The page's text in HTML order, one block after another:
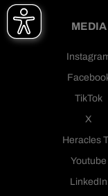
MEDIA
TikTok
X
Heracles
Youtube
LinkedIn